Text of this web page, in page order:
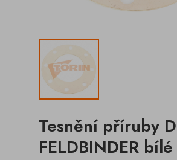
Tesnění příruby
FELDBINDER bílé